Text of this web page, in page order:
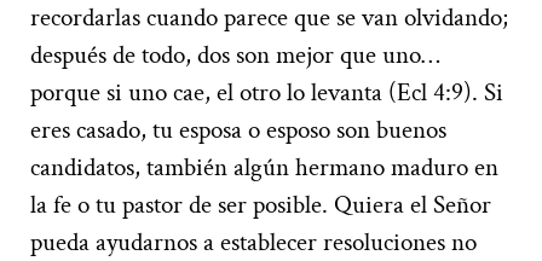
recordarlas cuando parece que se van olvidando;
después de todo, dos son mejor que uno…
porque si uno cae, el otro lo levanta (Ecl 4:9). Si
eres casado, tu esposa o esposo son buenos
candidatos, también algún hermano maduro en
la fe o tu pastor de ser posible. Quiera el Señor
pueda ayudarnos a establecer resoluciones no